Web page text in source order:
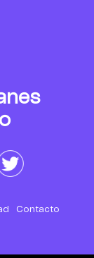
Contacto